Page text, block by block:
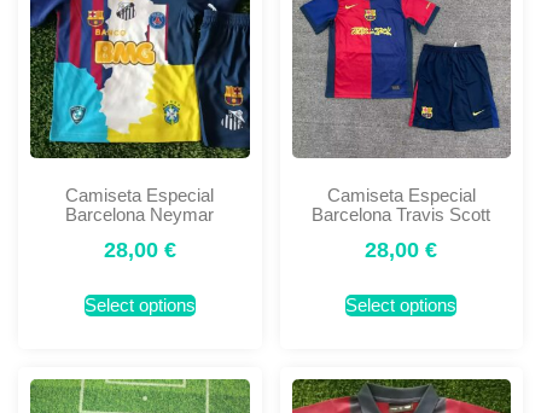
Camiseta Especial
Barcelona Neymar
28,00 €
Select options
Camiseta Especial
Barcelona Travis Scott
28,00€
Select options